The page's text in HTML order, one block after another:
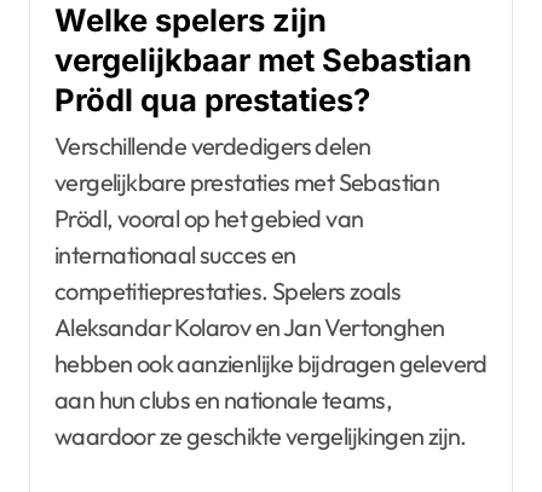
Welke spelers zijn
vergelijkbaar met Sebastian
Prödl qua prestaties?
Verschillende verdedigers delen
vergelijkbare prestaties met Sebastian
Prödl, vooral op het gebied van
internationaal succes en
competitieprestaties. Spelers zoals
Aleksandar Kolarov en Jan Vertonghen
hebben ook aanzienlijke bijdragen geleverd
aan hun clubs en nationale teams,
waardoor ze geschikte vergelijkingen zijn.